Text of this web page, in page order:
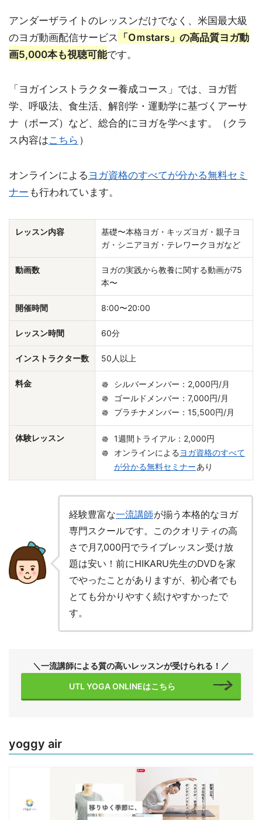
アンダーザライトのレッスンだけでなく、米国最大級
のヨガ動画配信サービス
「Oｍstars」の高品質ヨガ動
画5,000本も視聴可能です。
「ヨガインストラクター養成コース」では、ヨガ哲
学、呼吸法、食生活、解剖学・運動学に基づくアーサ
ナ（ポーズ）など、総合的にヨガを学べます。（クラ
ス内容はこちら ）
オンラインによる ヨガ資格のすべてが分かる無料セミ
ナー も行われています。
レッスン内容
基礎〜本格ヨガ・キッズヨガ・親子ヨ
ガ・シニアヨガ・テレワークヨガなど
動画数
ヨガの実践から教養に関する動画が75
本〜
開催時間 8:00〜20:00
レッスン時間 60分
インストラクター数 50人以上
料金
シルバーメンバー：2,000円/月
ゴールドメンバー：7,000円/月
プラチナメンバー：15,500円/月
体験レッスン
1週間トライアル：2,000円
オンラインによる ヨガ資格のすべて
が分かる無料セミナーあり
経験豊富な一流講師が揃う本格的なヨガ
専門スクールです。このクオリティの高
さで月7,000円でライブレッスン受け放
題は安い！前にHIKARU先生のDVDを家
でやったことがありますが、初心者でも
とても分かりやすく続けやすかったで
す。
＼一流講師による質の高いレッスンが受けられる！／
UTL YOGA ONLINEはこちら
yoggy air